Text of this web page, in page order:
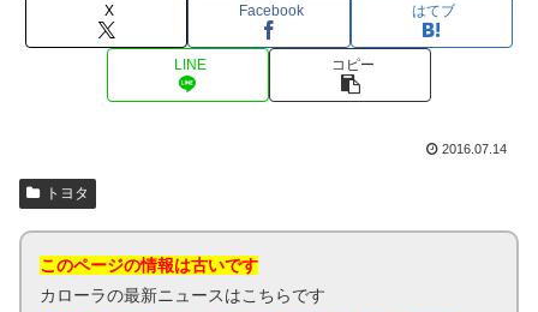
X Facebook はてブ
LINE コピー
2016.07.14
トヨタ
このページの情報は古いです
カローラの最新ニュースはこちらです